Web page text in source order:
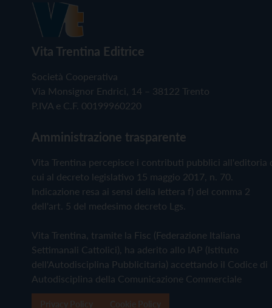
Vita Trentina Editrice
Società Cooperativa
Via Monsignor Endrici, 14 – 38122 Trento
P.IVA e C.F. 00199960220
Amministrazione trasparente
Vita Trentina percepisce i contributi pubblici all'editoria
cui al decreto legislativo 15 maggio 2017, n. 70.
Indicazione resa ai sensi della lettera f) del comma 2
dell'art. 5 del medesimo decreto Lgs.
Vita Trentina, tramite la Fisc (Federazione Italiana
Settimanali Cattolici), ha aderito allo IAP (Istituto
dell'Autodisciplina Pubblicitaria) accettando il Codice di
Autodisciplina della Comunicazione Commerciale